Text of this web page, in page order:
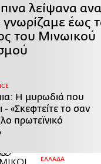
λείψανα
έως
του Μινωικού
Η μυρωδιά που
- «Σκεφτείτε το σαν
πρωτεϊνικό
ΕΛΛΑΔΑ